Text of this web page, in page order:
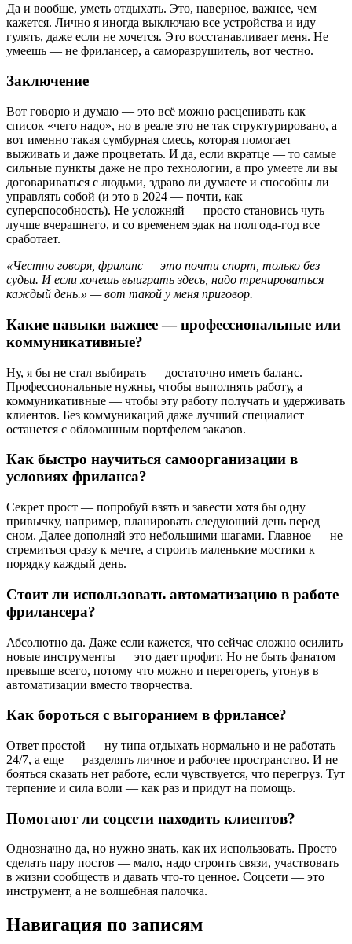
Да и вообще, уметь отдыхать. Это, наверное, важнее, чем
кажется. Лично я иногда выключаю все устройства и иду
гулять, даже если не хочется. Это восстанавливает меня. Не
умеешь — не фрилансер, а саморазрушитель, вот честно.
Заключение
Вот говорю и думаю — это всё можно расценивать как
список «чего надо», но в реале это не так структурировано, а
вот именно такая сумбурная смесь, которая помогает
выживать и даже процветать. И да, если вкратце — то самые
сильные пункты даже не про технологии, а про умеете ли вы
договариваться с людьми, здраво ли думаете и способны ли
управлять собой (и это в 2024 — почти, как
суперспособность). Не усложняй — просто становись чуть
лучше вчерашнего, и со временем эдак на полгода-год все
сработает.
«Честно говоря, фриланс — это почти спорт, только без
судьи. И если хочешь выиграть здесь, надо тренироваться
каждый день.» — вот такой у меня приговор.
Какие навыки важнее — профессиональные или
коммуникативные?
Ну, я бы не стал выбирать — достаточно иметь баланс.
Профессиональные нужны, чтобы выполнять работу, а
коммуникативные — чтобы эту работу получать и удерживать
клиентов. Без коммуникаций даже лучший специалист
останется с обломанным портфелем заказов.
Как быстро научиться самоорганизации в
условиях фриланса?
Секрет прост — попробуй взять и завести хотя бы одну
привычку, например, планировать следующий день перед
сном. Далее дополняй это небольшими шагами. Главное — не
стремиться сразу к мечте, а строить маленькие мостики к
порядку каждый день.
Стоит ли использовать автоматизацию в работе
фрилансера?
Абсолютно да. Даже если кажется, что сейчас сложно осилить
новые инструменты — это дает профит. Но не быть фанатом
превыше всего, потому что можно и перегореть, утонув в
автоматизации вместо творчества.
Как бороться с выгоранием в фрилансе?
Ответ простой — ну типа отдыхать нормально и не работать
24/7, а еще — разделять личное и рабочее пространство. И не
бояться сказать нет работе, если чувствуется, что перегруз. Тут
терпение и сила воли — как раз и придут на помощь.
Помогают ли соцсети находить клиентов?
Однозначно да, но нужно знать, как их использовать. Просто
сделать пару постов — мало, надо строить связи, участвовать
в жизни сообществ и давать что-то ценное. Соцсети — это
инструмент, а не волшебная палочка.
Навигация по записям